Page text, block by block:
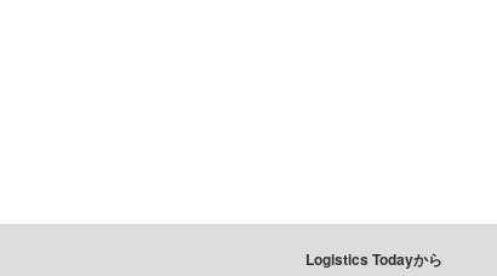
Logistics Todayから